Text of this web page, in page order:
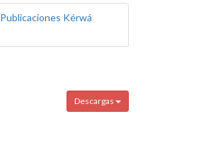
Publicaciones Kérwá
Descargas